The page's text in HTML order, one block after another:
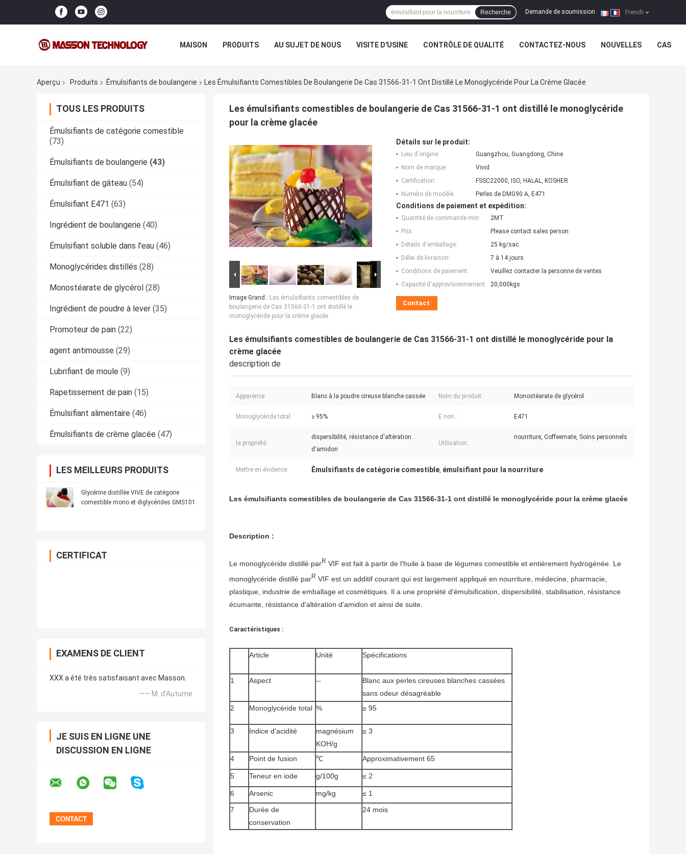
French
Demande de soumission |
Recherche
MAISON PRODUITS AU SUJET DE NOUS VISITE D'USINE CONTRÔLE DE QUALITÉ CONTACTEZ-NOUS NOUVELLES CAS
Aperçu Produits Émulsifiants de boulangerie Les Émulsifiants Comestibles De Boulangerie De Cas 31566-31-1 Ont Distillé Le Monoglycéride Pour La Crème Glacée
TOUS LES PRODUITS
Émulsifiants de catégorie comestible
(73)
Émulsifiants de boulangerie (43)
Émulsifiant de gâteau (54)
Émulsifiant E471 (63)
Ingrédient de boulangerie (40)
Émulsifiant soluble dans l'eau (46)
Monoglycérides distillés (28)
Monostéarate de glycérol (28)
Ingrédient de poudre à lever (35)
Promoteur de pain (22)
agent antimousse (29)
Lubrifiant de moule (9)
Rapetissement de pain (15)
Émulsifiant alimentaire (46)
Émulsifiants de crème glacée (47)
LES MEILLEURS PRODUITS
Glycérine distillée VIVE de catégorie
comestible mono et diglycérides GMS101
CERTIFICAT
EXAMENS DE CLIENT
XXX a été très satisfaisant avec Masson.
—— M. d'Autume
JE SUIS EN LIGNE UNE
DISCUSSION EN LIGNE
Les émulsifiants comestibles de boulangerie de Cas 31566-31-1 ont distillé le monoglycéride
pour la crème glacée
Image Grand : Les émulsifiants comestibles de
boulangerie de Cas 31566-31-1 ont distillé le
monoglycéride pour la crème glacée
Détails sur le produit:
Lieu d'origine:
Guangzhou, Guangdong, Chine
Nom de marque:
Vivid
Certification:
FSSC22000, ISO, HALAL, KOSHER
Numéro de modèle:
Perles de DMG90 A, E471
Conditions de paiement et expédition:
Quantité de commande min:
2MT
Prix:
Please contact sales person
Détails d'emballage:
25 kg/sac
Délai de livraison:
7 à 14 jours
Conditions de paiement:
Veuillez contacter la personne de ventes
Capacité d'approvisionnement:
20,000kgs
Contact
Les émulsifiants comestibles de boulangerie de Cas 31566-31-1 ont distillé le monoglycéride pour la
crème glacée
description de
Apparence: Blanc à la poudre cireuse blanche cassée Nom du produit: Monostéarate de glycérol
Monoglycéride total: ≥ 95% E non.: E471
la propriété:
dispersibilité, résistance d'altération
d'amidon
Utilisation:
nourriture, Coffeemate, Soins personnels
Mettre en évidence: Émulsifiants de catégorie comestible, émulsifiant pour la nourriture
Les émulsifiants comestibles de boulangerie de Cas 31566-31-1 ont distillé le monoglycéride pour la crème glacée
Description :
Le monoglycéride distillé parR VIF est fait à partir de l'huile à base de légumes comestible et entièrement hydrogénée. Le
monoglycéride distillé parR VIF est un additif courant qui est largement appliqué en nourriture, médecine, pharmacie,
plastique, industrie de emballage et cosmétiques. Il a une propriété d'émulsification, dispersibilité, stabilisation, résistance
écumante, résistance d'altération d'amidon et ainsi de suite.
Caractéristiques :
Article Unité Spécifications
1 Aspect --
Blanc aux perles cireuses blanches cassées
sans odeur désagréable
2
Monoglycéride total % ≥ 95
3 Indice d'acidité
magnésium
KOH/g
≤ 3
4 Point de fusion ℃ Approximativement 65
5 Teneur en iode g/100g ≤ 2
6 Arsenic mg/kg
≤ 1
7
Durée de
conservation
24 mois